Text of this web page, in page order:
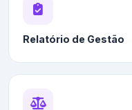
Relatório de Gestão